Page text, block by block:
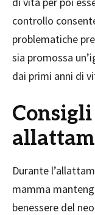
controllo
problematiche
sia promossa
dai primi anni di
Durante
mamma
benessere del